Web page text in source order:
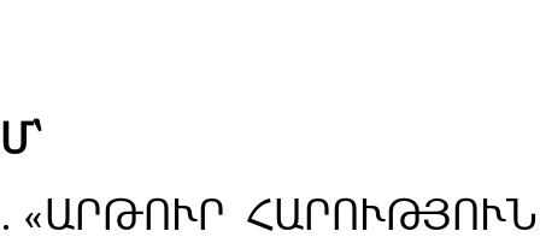
Մ՝
«ԱՐԹՈՒՐ